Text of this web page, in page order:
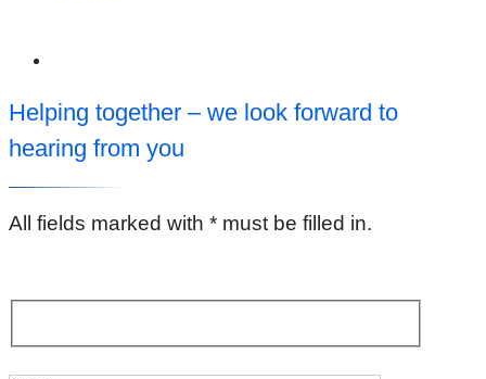
Helping together – we look forward to
hearing from you
All fields marked with * must be filled in.